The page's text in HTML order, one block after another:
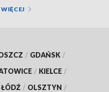
/ GDAŃSK /
/ KIELCE /
ŁÓDŹ / OLSZTYN /